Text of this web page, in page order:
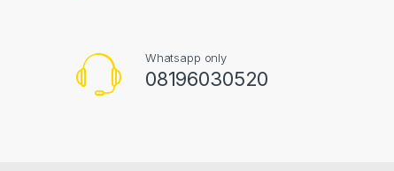
Whatsapp only
08196030520